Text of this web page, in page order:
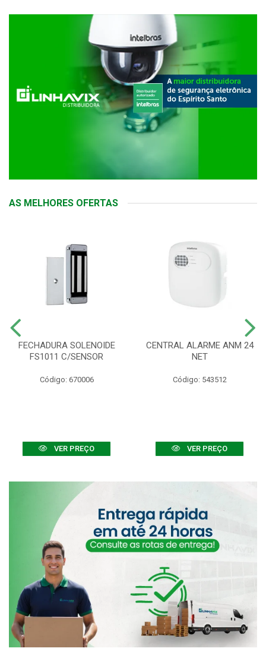
AS MELHORES OFERTAS
FECHADURA SOLENOIDE
FS1011 C/SENSOR
Código: 670006
VER PREÇO
CENTRAL ALARME ANM 24
NET
Código: 543512
VER PREÇO